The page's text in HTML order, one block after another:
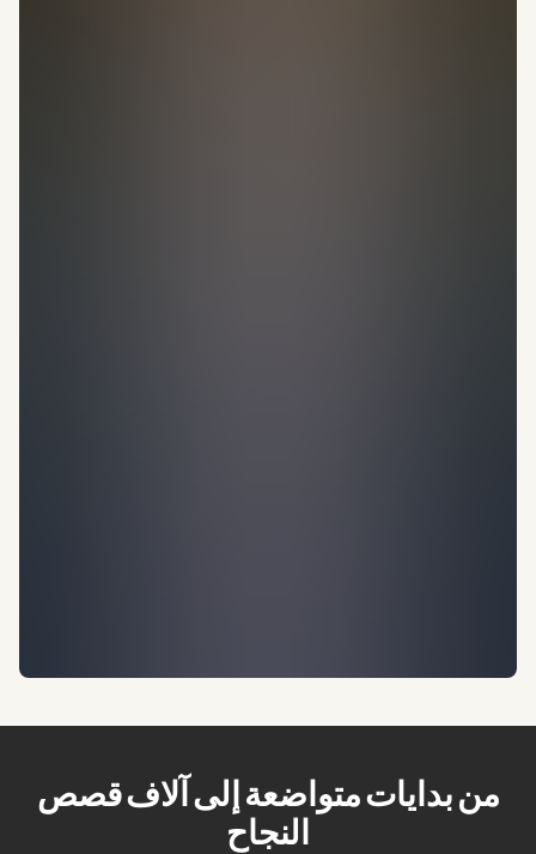
من بدايات متواضعة إلى آلاف قصص
النجاح